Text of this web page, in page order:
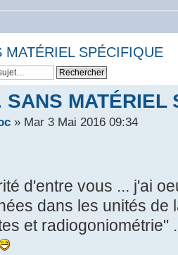
MATÉRIEL SPÉCIFIQUE
SANS MATÉRIEL
» Mar 3 Mai 2016 09:34
d'entre vous ... j'ai
dans les unités de
et radiogoniométrie"